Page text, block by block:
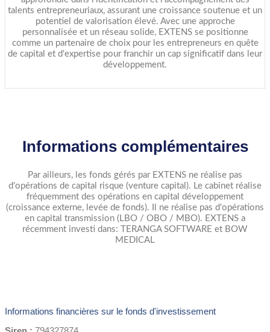
talents entrepreneuriaux, assurant une croissance soutenue et un
potentiel de valorisation élevé. Avec une approche
personnalisée et un réseau solide, EXTENS se positionne
comme un partenaire de choix pour les entrepreneurs en quête
de capital et d'expertise pour franchir un cap significatif dans leur
développement.
Informations complémentaires
Par ailleurs, les fonds gérés par EXTENS ne réalise pas
d'opérations de capital risque (venture capital). Le cabinet réalise
fréquemment des opérations en capital développement
(croissance externe, levée de fonds). Il ne réalise pas d'opérations
en capital transmission (LBO / OBO / MBO). EXTENS a
récemment investi dans: TERANGA SOFTWARE et BOW
MEDICAL
Informations financières sur le fonds d'investissement